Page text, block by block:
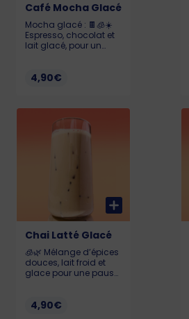
Café Mocha Glacé
Mocha glacé : 🍫🧊☀️
Espresso, chocolat et
lait glacé, pour un
par temps chaud.
4,90€
Chai Latté Glacé
🧊🌿 Mélange d’épices
douces, lait froid et
glace pour une pause
de saveurs. 426ml.
4,90€